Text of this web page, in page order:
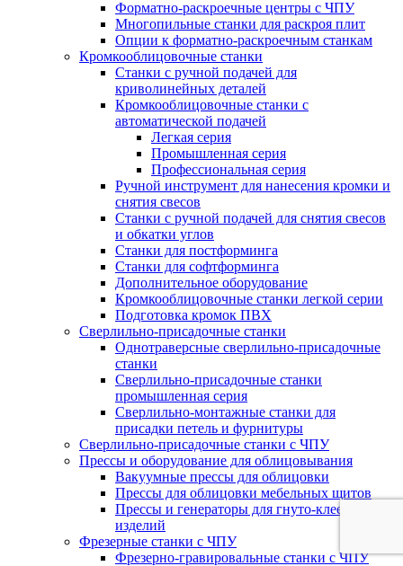
Форматно-раскроечные центры с ЧПУ
Многопильные станки для раскроя плит
Опции к форматно-раскроечным станкам
Кромкооблицовочные станки
Станки с ручной подачей для
криволинейных деталей
Кромкооблицовочные станки с
автоматической подачей
Легкая серия
Промышленная серия
Профессиональная серия
Ручной инструмент для нанесения кромки и
снятия свесов
Станки с ручной подачей для снятия свесов
и обкатки углов
Станки для постформинга
Станки для софтформинга
Дополнительное оборудование
Кромкооблицовочные станки легкой серии
Подготовка кромок ПВХ
Сверлильно-присадочные станки
Однотраверсные сверлильно-присадочные
станки
Сверлильно-присадочные станки
промышленная серия
Сверлильно-монтажные станки для
присадки петель и фурнитуры
Сверлильно-присадочные станки с ЧПУ
Прессы и оборудование для облицовывания
Вакуумные прессы для облицовки
Прессы для облицовки мебельных щитов
Прессы и генераторы для гнуто-клееных
изделий
Фрезерные станки с ЧПУ
Фрезерно-гравировальные станки с ЧПУ